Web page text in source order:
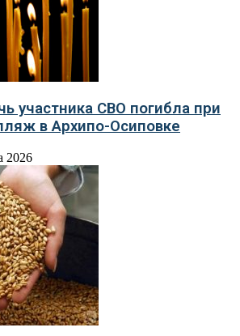
участника СВО погибла при
в Архипо-Осиповке
2026